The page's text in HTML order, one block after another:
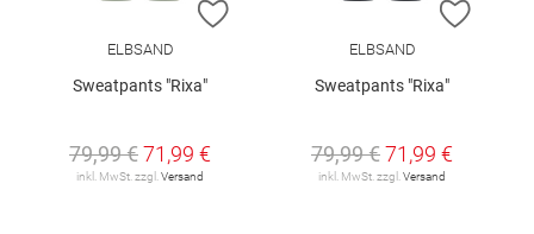
ZUR WUNSCHLISTE HINZUFÜGEN
ELBSAND
Sweatpants "Rixa"
79,99 €71,99 €
inkl. MwSt. zzgl. Versand
ZUR
ELBSAND
Sweatpants "Rixa"
79,99 €71,99 €
inkl. MwSt. zzgl. Versand